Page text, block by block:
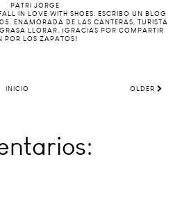
PATRI JORGE
IN LOVE WITH SHOES. ESCRIBO UN BLOG
ENAMORADA DE LAS CANTERAS, TURISTA
LLORAR. ¡GRACIAS POR COMPARTIR
POR LOS ZAPATOS!
INICIO OLDER